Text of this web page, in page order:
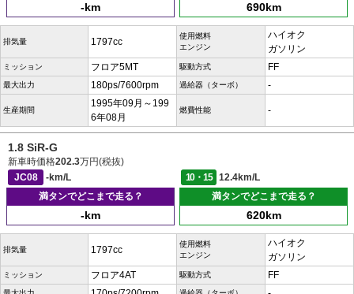
-km 690km
排気量 1797cc
使用燃料
エンジン
ハイオク
ガソリン
ミッション フロア5MT 駆動方式 FF
最大出力 180ps/7600rpm 過給器（ターボ） -
生産期間
1995年09月～199
6年08月
燃費性能 -
1.8 SiR-G
新車時価格202.3万円(税抜)
JC08
-km/L 10・15
12.4km/L
満タンでどこまで走る？
-km
満タンでどこまで走る？
620km
排気量 1797cc
使用燃料
エンジン
ハイオク
ガソリン
ミッション フロア4AT 駆動方式 FF